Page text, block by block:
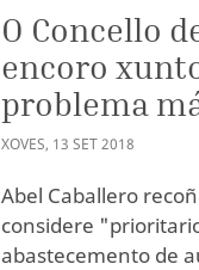
O Concello
encoro
problema
XOVES, 13 SET2018
Abel Caballero
considere
abastecemento de